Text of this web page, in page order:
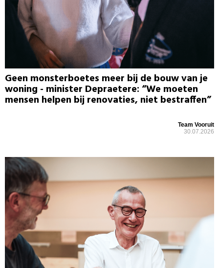
Geen monsterboetes meer bij de bouw van je
woning - minister Depraetere: “We moeten
mensen helpen bij renovaties, niet bestraffen”
Team Vooruit
30.07.2026